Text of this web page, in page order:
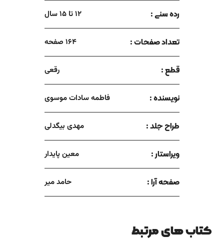
رده سنی : 12 تا 15 سال
تعداد صفحات : 164 صفحه
قطع : رقعی
نویسنده : فاطمه سادات موسوی
طراح جلد : مهدی بیگدلی
ویراستار : معین پایدار
صفحه آرا : حامد میر
کتاب های مرتبط